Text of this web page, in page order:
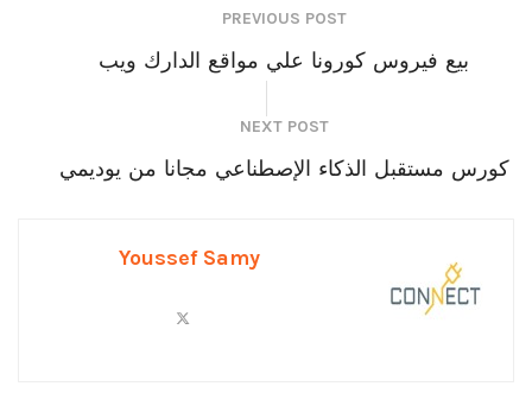
PREVIOUS POST
بيع فيروس كورونا علي مواقع الدارك ويب
NEXT POST
كورس مستقبل الذكاء الإصطناعي مجانا من يوديمي
Youssef Samy